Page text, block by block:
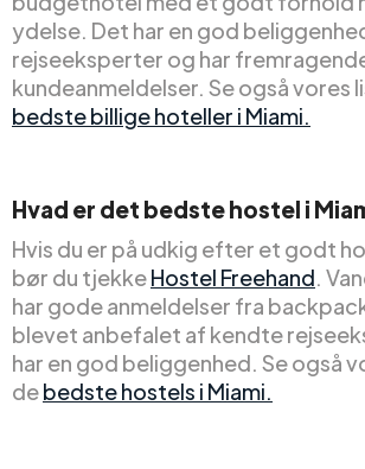
ydelse. Det har en god
rejseeksperter og har
kundeanmeldelser. Se også vores
bedste billige hoteller i Miami.
Hvad er det bedste hostel i
Hvis du er på udkig efter et godt
bør du tjekkeHostel Freehand.
har gode anmeldelser fra
blevet anbefalet af kendte
har en god beliggenhed. Se også
debedste hostels i Miami.